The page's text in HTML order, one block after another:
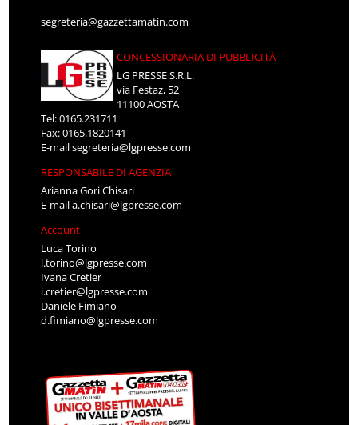
segreteria@gazzettamatin.com
CONCESSIONARIA DI PUBBLICITÀ
LG PRESSE S.R.L.
via Festaz, 52
11100 AOSTA
Tel: 0165.231711
Fax: 0165.1820141
E-mailsegreteria@lgpresse.com
RESPONSABILE DI AGENZIA
Arianna Gori Chisari
E-maila.chisari@lgpresse.com
Account
Luca Torino
l.torino@lgpresse.com
Ivana Cretier
i.cretier@lgpresse.com
Daniele Fimiano
d.fimiano@lgpresse.com